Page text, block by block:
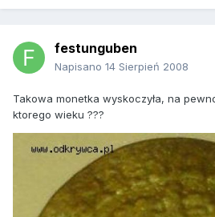
festunguben
Napisano 14 Sierpień 2008
Takowa monetka wyskoczyła, na
ktorego wieku ???